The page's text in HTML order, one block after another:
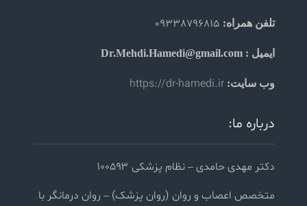
تلفن همراه: 09338796815
ایمیل : Dr.Mehdi.Hamedi@gmail.com
وب سایت: https://dr-hamedi.ir
درباره ما:
دکتر مهدی حامدی – نظام پزشکی ۱۰۰۵۹۳
متخصص اعصاب و روان (روان پزشک) – روان درمانگر با